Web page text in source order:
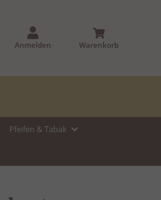
Warenkorb
Anmelden
Pfeifen & Tabak